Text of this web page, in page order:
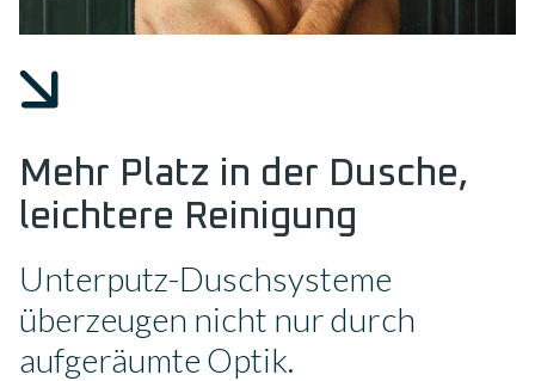
Mehr Platz in der Dusche,
leichtere Reinigung
Unterputz-Duschsysteme
überzeugen nicht nur durch
aufgeräumte Optik.